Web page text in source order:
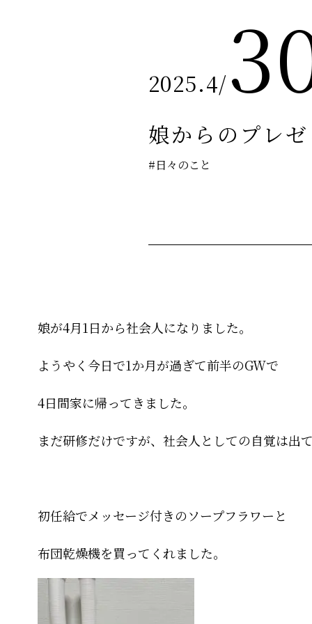
2025.4/
娘からのプレゼ
#日々のこと
娘が4月1日から社会人になりました。
ようやく今日で1か月が過ぎて前半のGWで
4日間家に帰ってきました。
まだ研修だけですが、社会人としての自覚は出
初任給でメッセージ付きのソープフラワーと
布団乾燥機を買ってくれました。